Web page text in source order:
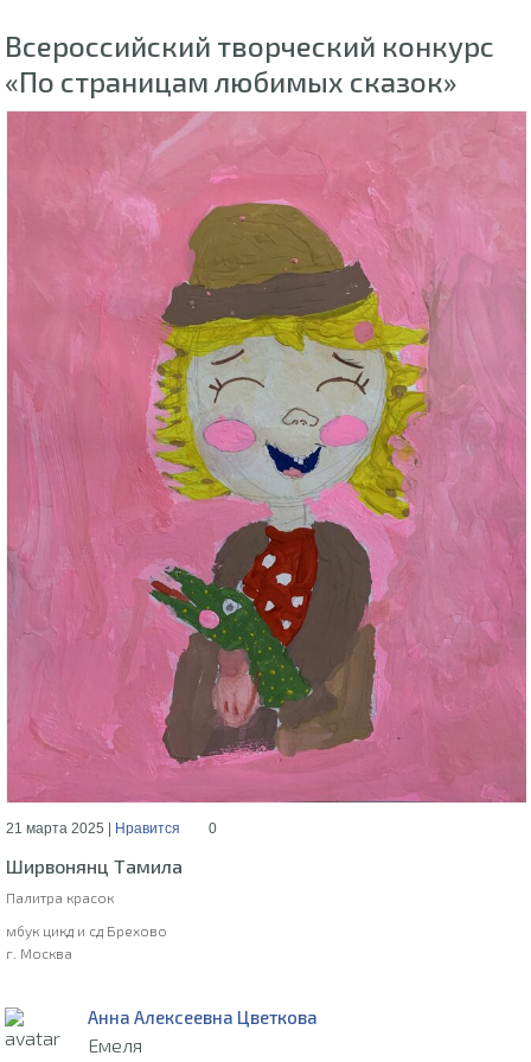
Всероссийский творческий конкурс
«По страницам любимых сказок»
21 марта 2025 | Нравится 0
Ширвонянц Тамила
Палитра красок
мбук цикд и сд Брехово
г. Москва
Анна Алексеевна Цветкова
Емеля